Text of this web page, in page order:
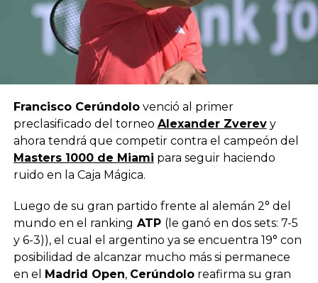
Francisco Cerúndolovenció al primer
preclasificado del torneo Alexander Zverevy
ahora tendrá que competir contra el campeón del
Masters 1000 de Miami para seguir haciendo
ruido en la Caja Mágica.
Luego de su gran partido frente al alemán 2° del
mundo en el ranking ATP (le ganó en dos sets: 7-5
y 6-3)), el cual el argentino ya se encuentra 19° con
posibilidad de alcanzar mucho más si permanece
en el Madrid Open, Cerúndoloreafirma su gran